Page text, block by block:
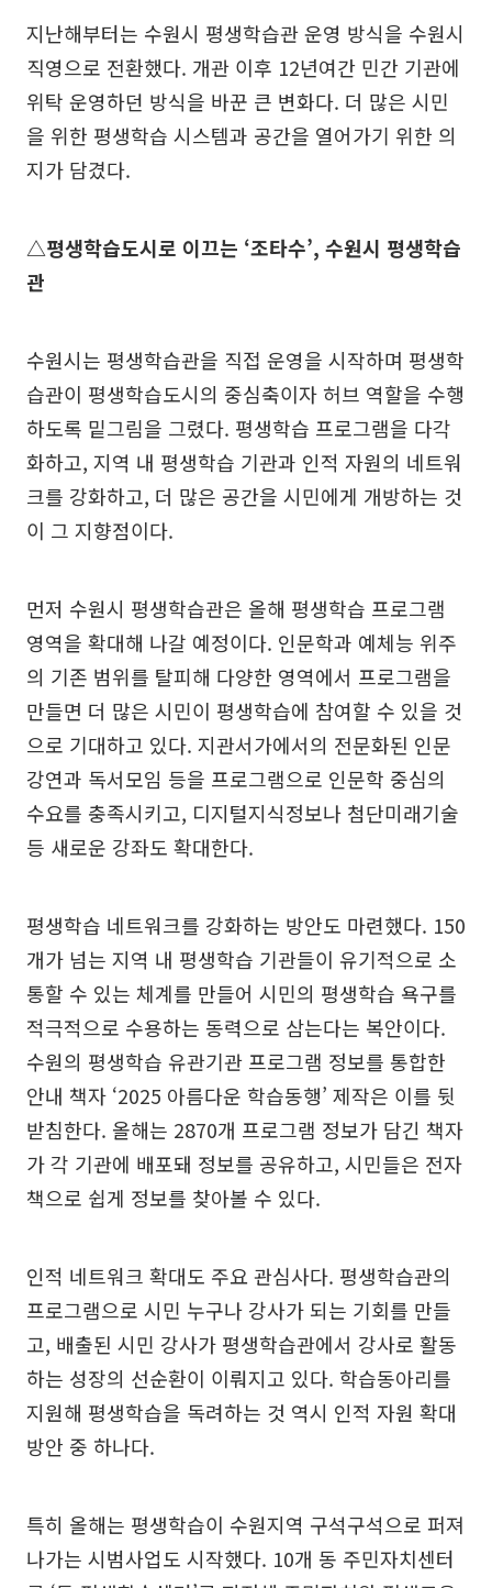
지난해부터는 수원시 평생학습관 운영 방식을 수원시
직영으로 전환했다. 개관 이후 12년여간 민간 기관에
위탁 운영하던 방식을 바꾼 큰 변화다. 더 많은 시민
을 위한 평생학습 시스템과 공간을 열어가기 위한 의
지가 담겼다.
△평생학습도시로 이끄는 ‘조타수’, 수원시 평생학습
관
수원시는 평생학습관을 직접 운영을 시작하며 평생학
습관이 평생학습도시의 중심축이자 허브 역할을 수행
하도록 밑그림을 그렸다. 평생학습 프로그램을 다각
화하고, 지역 내 평생학습 기관과 인적 자원의 네트워
크를 강화하고, 더 많은 공간을 시민에게 개방하는 것
이 그 지향점이다.
먼저 수원시 평생학습관은 올해 평생학습 프로그램
영역을 확대해 나갈 예정이다. 인문학과 예체능 위주
의 기존 범위를 탈피해 다양한 영역에서 프로그램을
만들면 더 많은 시민이 평생학습에 참여할 수 있을 것
으로 기대하고 있다. 지관서가에서의 전문화된 인문
강연과 독서모임 등을 프로그램으로 인문학 중심의
수요를 충족시키고, 디지털지식정보나 첨단미래기술
등 새로운 강좌도 확대한다.
평생학습 네트워크를 강화하는 방안도 마련했다. 150
개가 넘는 지역 내 평생학습 기관들이 유기적으로 소
통할 수 있는 체계를 만들어 시민의 평생학습 욕구를
적극적으로 수용하는 동력으로 삼는다는 복안이다.
수원의 평생학습 유관기관 프로그램 정보를 통합한
안내 책자 ‘2025 아름다운 학습동행’ 제작은 이를 뒷
받침한다. 올해는 2870개 프로그램 정보가 담긴 책자
가 각 기관에 배포돼 정보를 공유하고, 시민들은 전자
책으로 쉽게 정보를 찾아볼 수 있다.
인적 네트워크 확대도 주요 관심사다. 평생학습관의
프로그램으로 시민 누구나 강사가 되는 기회를 만들
고, 배출된 시민 강사가 평생학습관에서 강사로 활동
하는 성장의 선순환이 이뤄지고 있다. 학습동아리를
지원해 평생학습을 독려하는 것 역시 인적 자원 확대
방안 중 하나다.
특히 올해는 평생학습이 수원지역 구석구석으로 퍼져
나가는 시범사업도 시작했다. 10개 동 주민자치센터